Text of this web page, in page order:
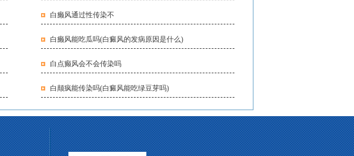
白癞风通过性传染不
白癞风能吃瓜吗(白癜风的发病原因是什么)
白点癫风会不会传染吗
白颠疯能传染吗(白癜风能吃绿豆芽吗)